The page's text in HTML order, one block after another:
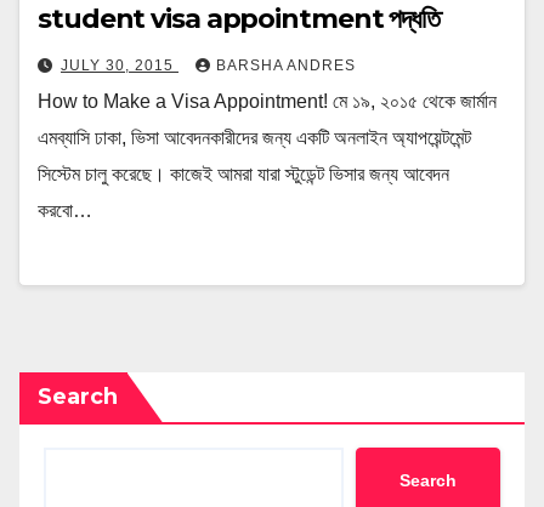
student visa appointment পদ্ধতি
JULY 30, 2015 BARSHA ANDRES
How to Make a Visa Appointment! মে ১৯, ২০১৫ থেকে জার্মান
এমব্যাসি ঢাকা, ভিসা আবেদনকারীদের জন্য একটি অনলাইন অ্যাপয়েন্টমেন্ট
সিস্টেম চালু করেছে। কাজেই আমরা যারা স্টুডেন্ট ভিসার জন্য আবেদন
করবো…
Search
Search